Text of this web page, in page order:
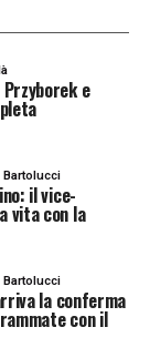
e
Bartolucci
il vice-
vita con la
Bartolucci
la conferma
con il